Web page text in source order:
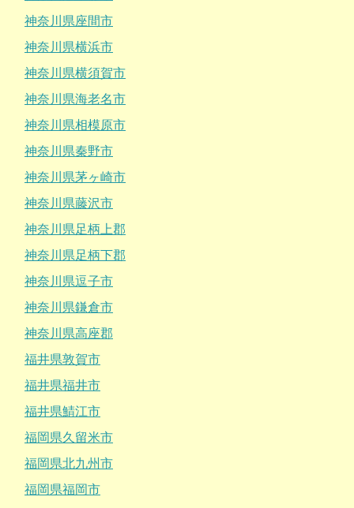
神奈川県座間市
神奈川県横浜市
神奈川県横須賀市
神奈川県海老名市
神奈川県相模原市
神奈川県秦野市
神奈川県茅ヶ崎市
神奈川県藤沢市
神奈川県足柄上郡
神奈川県足柄下郡
神奈川県逗子市
神奈川県鎌倉市
神奈川県高座郡
福井県敦賀市
福井県福井市
福井県鯖江市
福岡県久留米市
福岡県北九州市
福岡県福岡市